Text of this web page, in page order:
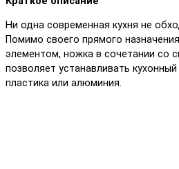
Ни одна современная кухня не
Помимо своего прямого
элементом, ножка в сочетании со
позволяет устанавливать
пластика или алюминия.